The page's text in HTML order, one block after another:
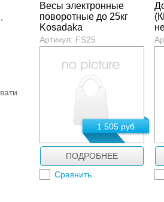
Весы электронные
поворотные до 25кг
Kosadaka
Артикул: FS25
1 505 руб
ПОДРОБНЕЕ
Сравнить